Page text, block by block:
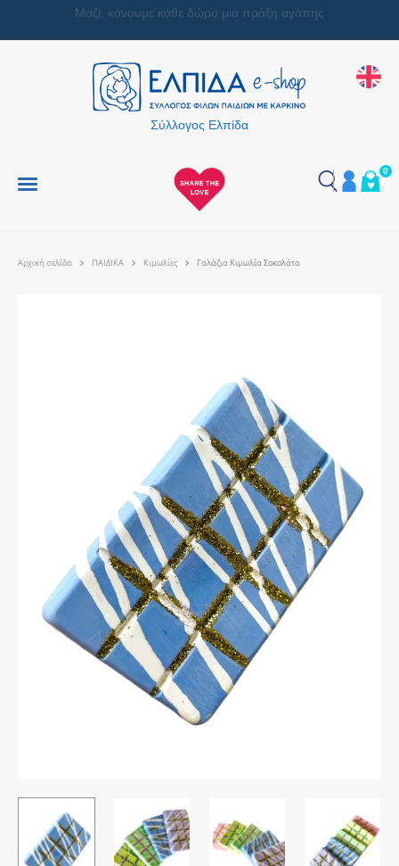
Μαζί, κάνουμε κάθε δώρο μια πράξη αγάπης
Σύλλογος Ελπίδα
0
Αρχική σελίδα ΠΑΙΔΙΚΑ Κιμωλίες Γαλάζια Κιμωλία Σοκολάτα